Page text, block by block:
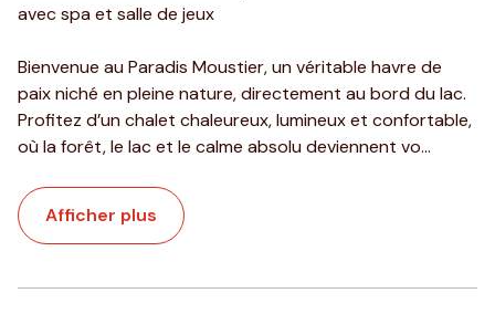
avec spa et salle de jeux
Bienvenue au Paradis Moustier, un véritable havre de
paix niché en pleine nature, directement au bord du lac.
Profitez d’un chalet chaleureux, lumineux et confortable,
où la forêt, le lac et le calme absolu deviennent vo...
Afficher plus